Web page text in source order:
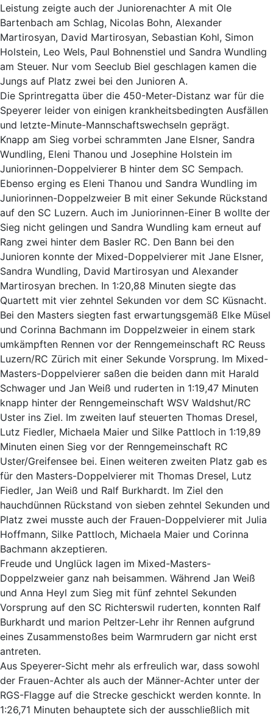
Leistung zeigte auch der Juniorenachter A mit Ole
Bartenbach am Schlag, Nicolas Bohn, Alexander
Martirosyan, David Martirosyan, Sebastian Kohl, Simon
Holstein, Leo Wels, Paul Bohnenstiel und Sandra Wundling
am Steuer. Nur vom Seeclub Biel geschlagen kamen die
Jungs auf Platz zwei bei den Junioren A.
Die Sprintregatta über die 450-Meter-Distanz war für die
Speyerer leider von einigen krankheitsbedingten Ausfällen
und letzte-Minute-Mannschaftswechseln geprägt.
Knapp am Sieg vorbei schrammten Jane Elsner, Sandra
Wundling, Eleni Thanou und Josephine Holstein im
Juniorinnen-Doppelvierer B hinter dem SC Sempach.
Ebenso erging es Eleni Thanou und Sandra Wundling im
Juniorinnen-Doppelzweier B mit einer Sekunde Rückstand
auf den SC Luzern. Auch im Juniorinnen-Einer B wollte der
Sieg nicht gelingen und Sandra Wundling kam erneut auf
Rang zwei hinter dem Basler RC. Den Bann bei den
Junioren konnte der Mixed-Doppelvierer mit Jane Elsner,
Sandra Wundling, David Martirosyan und Alexander
Martirosyan brechen. In 1:20,88 Minuten siegte das
Quartett mit vier zehntel Sekunden vor dem SC Küsnacht.
Bei den Masters siegten fast erwartungsgemäß Elke Müsel
und Corinna Bachmann im Doppelzweier in einem stark
umkämpften Rennen vor der Renngemeinschaft RC Reuss
Luzern/RC Zürich mit einer Sekunde Vorsprung. Im Mixed-
Masters-Doppelvierer saßen die beiden dann mit Harald
Schwager und Jan Weiß und ruderten in 1:19,47 Minuten
knapp hinter der Renngemeinschaft WSV Waldshut/RC
Uster ins Ziel. Im zweiten lauf steuerten Thomas Dresel,
Lutz Fiedler, Michaela Maier und Silke Pattloch in 1:19,89
Minuten einen Sieg vor der Renngemeinschaft RC
Uster/Greifensee bei. Einen weiteren zweiten Platz gab es
für den Masters-Doppelvierer mit Thomas Dresel, Lutz
Fiedler, Jan Weiß und Ralf Burkhardt. Im Ziel den
hauchdünnen Rückstand von sieben zehntel Sekunden und
Platz zwei musste auch der Frauen-Doppelvierer mit Julia
Hoffmann, Silke Pattloch, Michaela Maier und Corinna
Bachmann akzeptieren.
Freude und Unglück lagen im Mixed-Masters-
Doppelzweier ganz nah beisammen. Während Jan Weiß
und Anna Heyl zum Sieg mit fünf zehntel Sekunden
Vorsprung auf den SC Richterswil ruderten, konnten Ralf
Burkhardt und marion Peltzer-Lehr ihr Rennen aufgrund
eines Zusammenstoßes beim Warmrudern gar nicht erst
antreten.
Aus Speyerer-Sicht mehr als erfreulich war, dass sowohl
der Frauen-Achter als auch der Männer-Achter unter der
RGS-Flagge auf die Strecke geschickt werden konnte. In
1:26,71 Minuten behauptete sich der ausschließlich mit